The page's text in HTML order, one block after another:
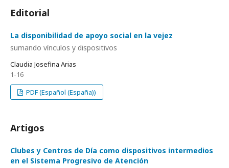
Editorial
La disponibilidad de apoyo social en la vejez
sumando vínculos y dispositivos
Claudia Josefina Arias
1-16
PDF (Español (España))
Artigos
Clubes y Centros de Día como dispositivos intermedios
en el Sistema Progresivo de Atención